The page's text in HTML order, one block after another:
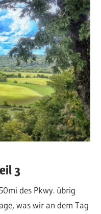
3
des Pkwy. übrig
was wir an dem Tag